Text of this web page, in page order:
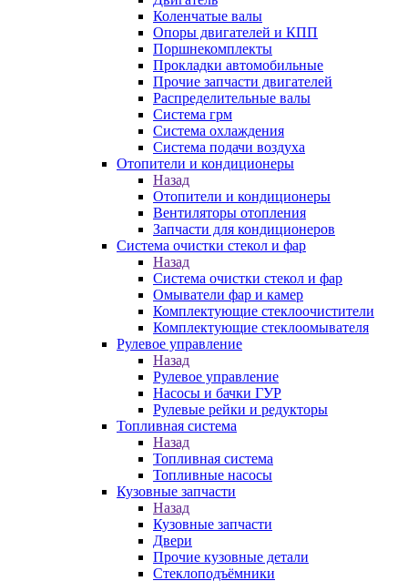
Коленчатые валы
Опоры двигателей и КПП
Поршнекомплекты
Прокладки автомобильные
Прочие запчасти двигателей
Распределительные валы
Система грм
Система охлаждения
Система подачи воздуха
Отопители и кондиционеры
Назад
Отопители и кондиционеры
Вентиляторы отопления
Запчасти для кондиционеров
Система очистки стекол и фар
Назад
Система очистки стекол и фар
Омыватели фар и камер
Комплектующие стеклоочистители
Комплектующие стеклоомывателя
Рулевое управление
Назад
Рулевое управление
Насосы и бачки ГУР
Рулевые рейки и редукторы
Топливная система
Назад
Топливная система
Топливные насосы
Кузовные запчасти
Назад
Кузовные запчасти
Двери
Прочие кузовные детали
Стеклоподъёмники